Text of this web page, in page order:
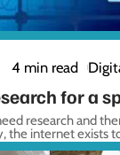
4 min read
for a
research and
the internet exists